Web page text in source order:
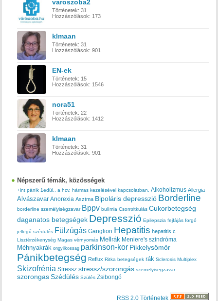
varoszoba2
Történetek: 31
Hozzászólások: 173
klmaan
Történetek: 31
Hozzászólások: 901
EN-ek
Történetek: 15
Hozzászólások: 1546
nora51
Történetek: 22
Hozzászólások: 1412
klmaan
Történetek: 31
Hozzászólások: 901
Népszerű témák, közösségek
+int pánik 1edül.. a hcv. hármas kezelésével kapcsolatban. Alkoholizmus Allergia
Alvászavar Anorexia Asztma Bipoláris depresszió Borderline
borderline személyiségzavar Bppv bulímia Csontritkulás Cukorbetegség
daganatos betegségek Depresszió Epilepszia fejfájás forgó
jellegű szédülés Fülzúgás Ganglion Hepatitis hepatitis c
Lisztérzékenység Magas vérnyomás Mellrák Meniere's szindróma
Méhnyakrák ongyilkossag parkinson-kor Pikkelysömör
Pánikbetegség Reflux Ritka betegségek rák Sclerosis Multiplex
Skizofrénia Stressz stressz/szorongás szemelyisegzavar
szorongas Szédülés Szülés Zsibongó
RSS 2.0 Történetek